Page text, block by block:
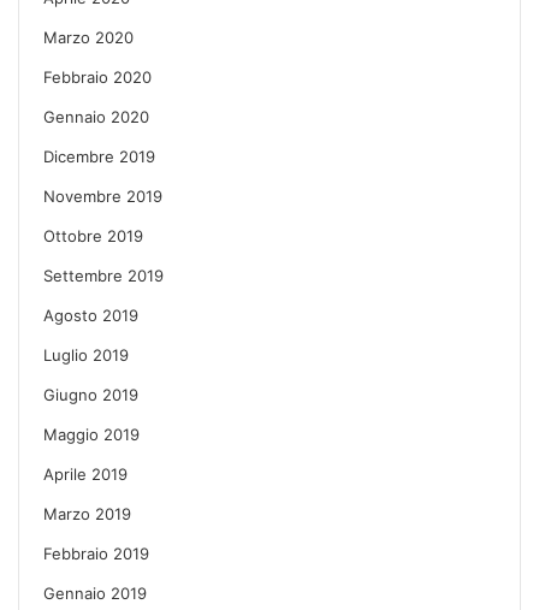
Marzo 2020
Febbraio 2020
Gennaio 2020
Dicembre 2019
Novembre 2019
Ottobre 2019
Settembre 2019
Agosto 2019
Luglio 2019
Giugno 2019
Maggio 2019
Aprile 2019
Marzo 2019
Febbraio 2019
Gennaio 2019